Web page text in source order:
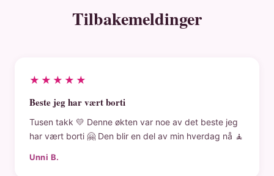
Tilbakemeldinger
★★★★★
Beste jeg har vært borti
Tusen takk 💛 Denne økten var noe av det beste jeg
har vært borti 🤗 Den blir en del av min hverdag nå 🧘
Unni B.